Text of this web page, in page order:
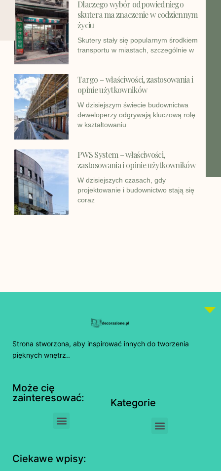
Dlaczego wybór odpowiedniego
skutera ma znaczenie w codziennym
życiu
Skutery stały się popularnym środkiem
transportu w miastach, szczególnie w
Targo – właściwości, zastosowania i
opinie użytkowników
W dzisiejszym świecie budownictwa
deweloperzy odgrywają kluczową rolę
w kształtowaniu
PWS System – właściwości,
zastosowania i opinie użytkowników
W dzisiejszych czasach, gdy
projektowanie i budownictwo stają się
coraz
Strona stworzona, aby inspirować innych do tworzenia
pięknych wnętrz..
Może cię
zainteresować:
Kategorie
Ciekawe wpisy: